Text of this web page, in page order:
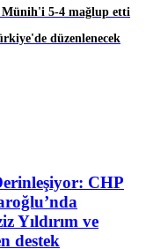
Münih'i 5-4 mağlup etti
düzenlenecek
CHP
Yıldırım ve
destek